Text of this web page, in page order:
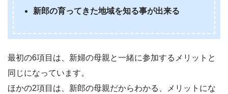
新郎の育ってきた地域を知る事が出来る
最初の6項目は、新婦の母親と一緒に参加するメリットと
同じになっています。
ほかの2項目は、新郎の母親だからわかる、メリットにな